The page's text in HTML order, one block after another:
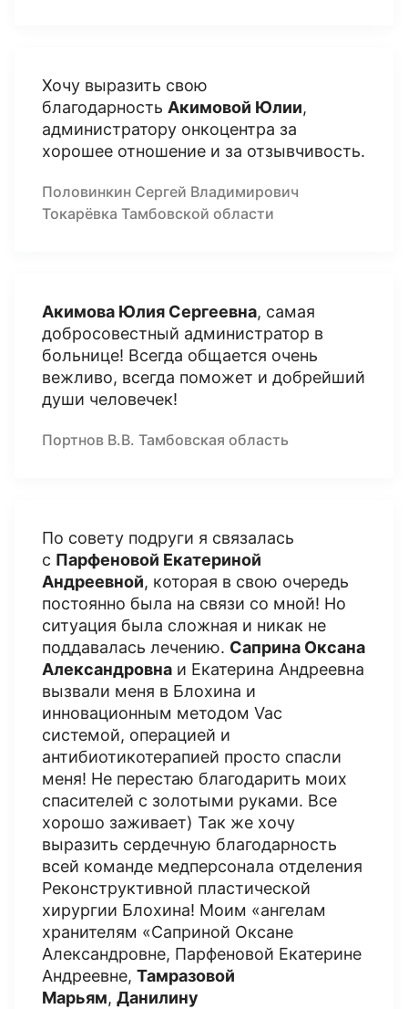
Хочу выразить свою
благодарность Акимовой Юлии,
администратору онкоцентра за
хорошее отношение и за отзывчивость.
Половинкин Сергей Владимирович
Токарёвка Тамбовской области
Акимова Юлия Сергеевна, самая
добросовестный администратор в
больнице! Всегда общается очень
вежливо, всегда поможет и добрейший
души человечек!
Портнов В.В. Тамбовская область
По совету подруги я связалась
с Парфеновой Екатериной
Андреевной, которая в свою очередь
постоянно была на связи со мной! Но
ситуация была сложная и никак не
поддавалась лечению. Саприна Оксана
Александровна и Екатерина Андреевна
вызвали меня в Блохина и
инновационным методом Vac
системой, операцией и
антибиотикотерапией просто спасли
меня! Не перестаю благодарить моих
спасителей с золотыми руками. Все
хорошо заживает) Так же хочу
выразить сердечную благодарность
всей команде медперсонала отделения
Реконструктивной пластической
хирургии Блохина! Моим «ангелам
хранителям «Саприной Оксане
Александровне, Парфеновой Екатерине
Андреевне, Тамразовой
Марьям, Данилину